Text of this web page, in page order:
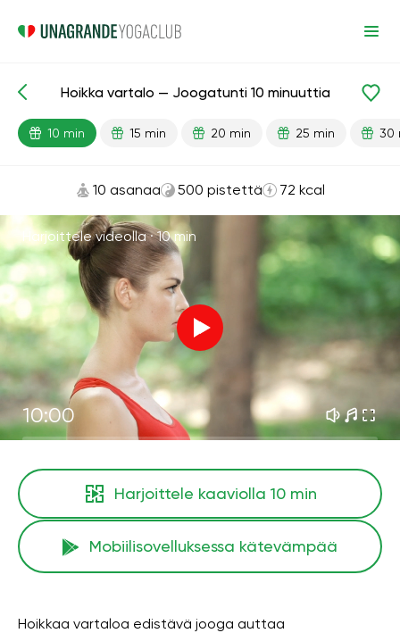
Valmiit oppitunnit Painonpudotus
Hoikka vartalo — Joogatunti 10 minuuttia
10 min 15 min 20 min 25 min 30
10 asanaa 500 pistettä 72 kcal
Harjoittele videolla ·10 min
10:00
Harjoittele kaaviolla 10 min
Mobiilisovelluksessa kätevämpää
Hoikkaa vartaloa edistävä jooga auttaa